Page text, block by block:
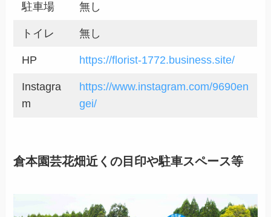
駐車場 無し
トイレ 無し
HP https://florist-1772.business.site/
Instagra
m
https://www.instagram.com/9690en
gei/
倉本園芸花畑近くの目印や駐車スペース等